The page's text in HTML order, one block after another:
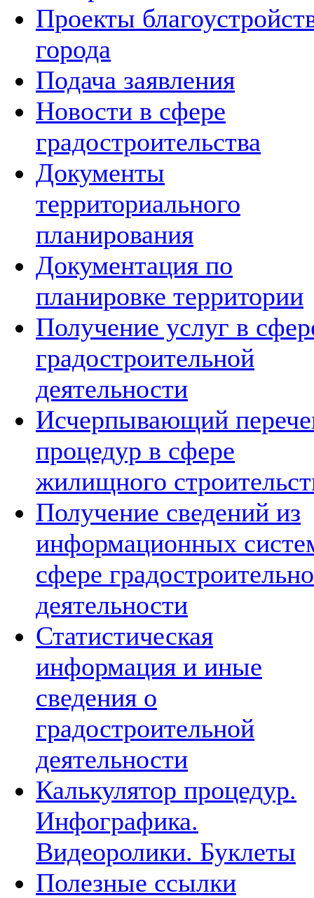
Проекты
города
Подача заявления
Новости в сфере
градостроительства
Документы
территориального
планирования
Документация по
планировке территории
Получение услуг в
градостроительной
деятельности
Исчерпывающий
процедур в сфере
жилищного
Получение сведений из
информационных
сфере
деятельности
Статистическая
информация и иные
сведения о
градостроительной
деятельности
Калькулятор процедур.
Инфографика.
Видеоролики. Буклеты
Полезные ссылки